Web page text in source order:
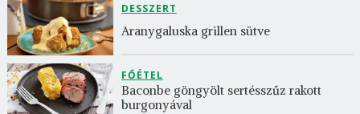
DESSZERT
Aranygaluska grillen sütve
FŐÉTEL
Baconbe göngyölt sertésszűz rakott
burgonyával